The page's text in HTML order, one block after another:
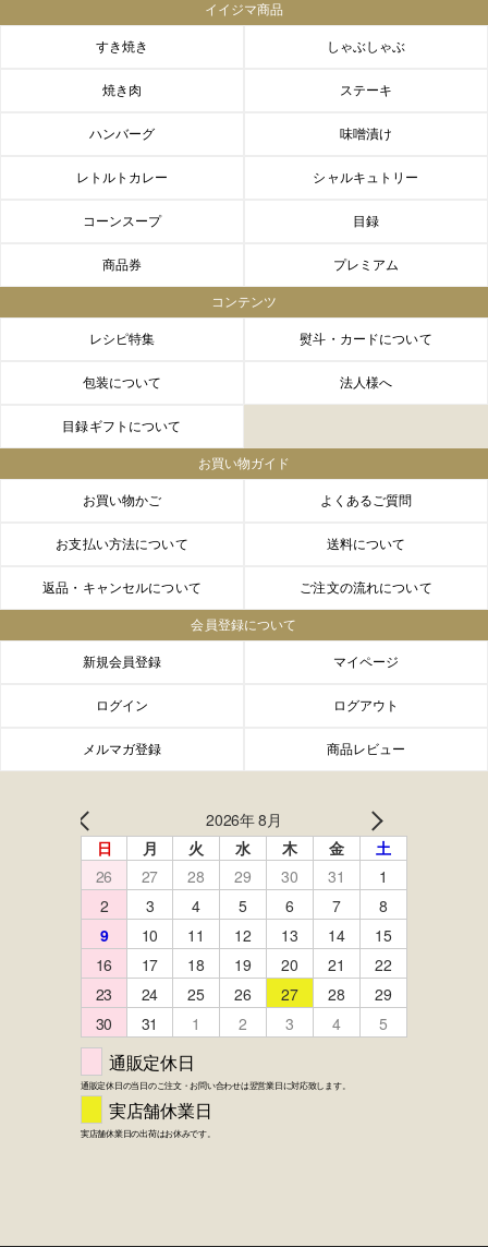
twitter
イイジマ商品
すき焼き しゃぶしゃぶ
焼き肉 ステーキ
ハンバーグ 味噌漬け
レトルトカレー シャルキュトリー
コーンスープ 目録
商品券 プレミアム
コンテンツ
レシピ特集 熨斗・カードについて
包装について 法人様へ
目録ギフトについて
お買い物ガイド
お買い物かご よくあるご質問
お支払い方法について 送料について
返品・キャンセルについて ご注文の流れについて
会員登録について
新規会員登録 マイページ
ログイン ログアウト
メルマガ登録 商品レビュー